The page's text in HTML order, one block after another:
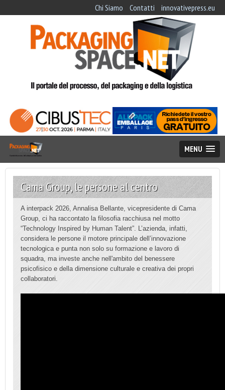
Chi Siamo Contatti innovativepress.eu
MENU
Cama Group, le persone al centro
A interpack 2026, Annalisa Bellante, vicepresidente di Cama
Group, ci ha raccontato la filosofia racchiusa nel motto
“Technology Inspired by Human Talent”. L’azienda, infatti,
considera le persone il motore principale dell’innovazione
tecnologica e punta non solo su formazione e lavoro di
squadra, ma investe anche nell'ambito del benessere
psicofisico e della dimensione culturale e creativa dei propri
collaboratori.